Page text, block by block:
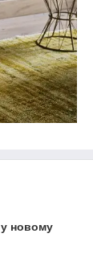
новому